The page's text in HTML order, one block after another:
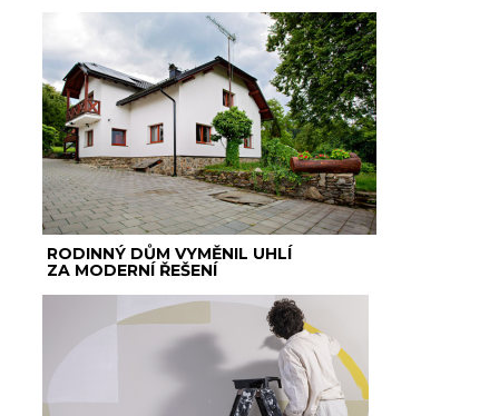
RODINNÝ DŮM VYMĚNIL UHLÍ
ZA MODERNÍ ŘEŠENÍ